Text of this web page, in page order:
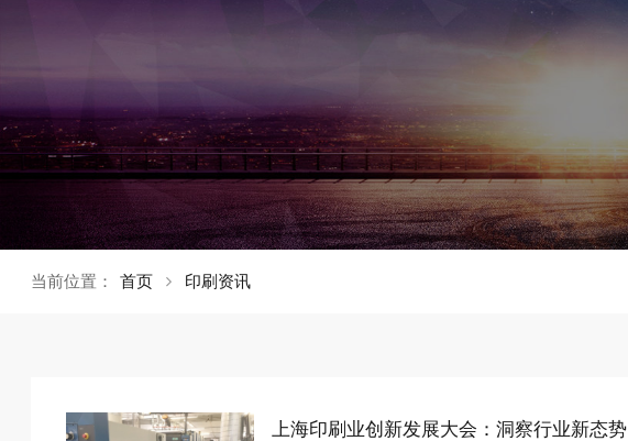
当前位置： 首页 印刷资讯
上海印刷业创新发展大会：洞察行业新态势